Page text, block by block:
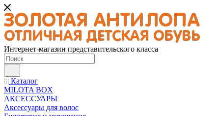
Интернет-магазин представительского класса
Каталог
MILOTA BOX
АКСЕССУАРЫ
Аксессуары для волос